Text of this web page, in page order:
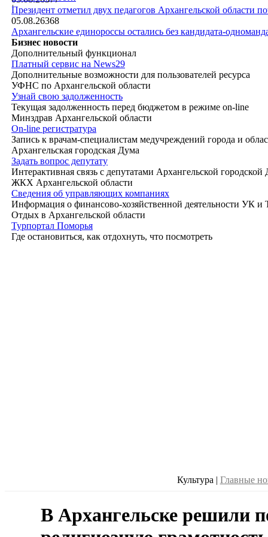
|
Президент отметил двух педагогов Архангельской области
05.08.26368
Архангельские единороссы остались без кандидата-
Бизнес новости
Дополнительный функционал
Платный сервис на News29
Дополнительные возможности для пользователей ресурса
УФНС по Архангельской области
Узнай свою задолженность
Текущая задолженность перед бюджетом в режиме on-line
Минздрав Архангельской области
On-line регистратура
Запись к врачам-специалистам медучреждений города и
Архангельская городская Дума
Задать вопрос депутату
Интерактивная связь с депутатами Архангельской
ЖКХ Архангельской области
Сведения об управляющих компаниях
Информация о финансово-хозяйственной деятельности УК
Отдых в Архангельской области
Турпортал Поморья
Где остановиться, как отдохнуть, что посмотреть
Культура | Главные
В Архангельске решили